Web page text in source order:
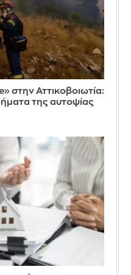
στην Αττικοβοιωτία:
της αυτοψίας